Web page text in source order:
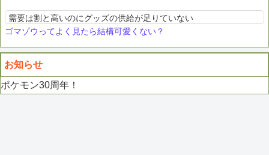
需要は割と高いのにグッズの供給が足りていない
ゴマゾウってよく見たら結構可愛くない？
お知らせ
ポケモン30周年！